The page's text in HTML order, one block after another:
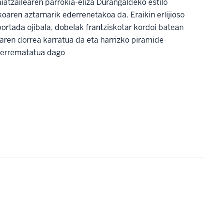
parrokia-eliza Durangaldeko estilo
aztarnarik ederrenetakoa da. Eraikin erlijioso
ojibala, dobelak frantziskotar kordoi batean
dorrea karratua da eta harrizko piramide-
dago